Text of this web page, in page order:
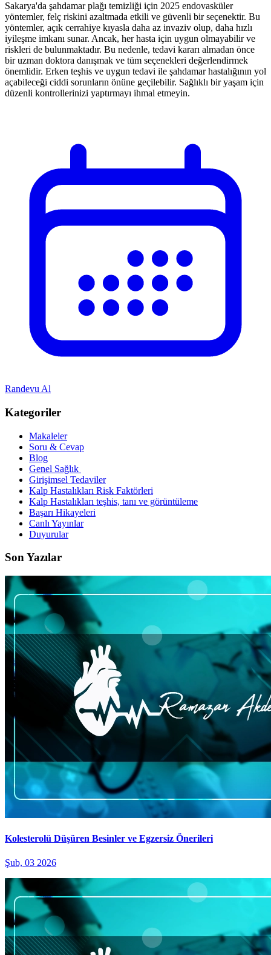
Sakarya'da şahdamar plağı temizliği için 2025 endovasküler
yöntemler, felç riskini azaltmada etkili ve güvenli bir seçenektir. Bu
yöntemler, açık cerrahiye kıyasla daha az invaziv olup, daha hızlı
iyileşme imkanı sunar. Ancak, her hasta için uygun olmayabilir ve
riskleri de bulunmaktadır. Bu nedenle, tedavi kararı almadan önce
bir uzman doktora danışmak ve tüm seçenekleri değerlendirmek
önemlidir. Erken teşhis ve uygun tedavi ile şahdamar hastalığının yol
açabileceği ciddi sorunların önüne geçilebilir. Sağlıklı bir yaşam için
düzenli kontrollerinizi yaptırmayı ihmal etmeyin.
Randevu Al
Kategoriler
Makaleler
Soru & Cevap
Blog
Genel Sağlık
Girişimsel Tedaviler
Kalp Hastalıkları Risk Faktörleri
Kalp Hastalıkları teşhis, tanı ve görüntüleme
Başarı Hikayeleri
Canlı Yayınlar
Duyurular
Son Yazılar
Kolesterolü Düşüren Besinler ve Egzersiz Önerileri
Şub, 03 2026